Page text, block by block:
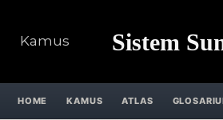
Kamus Sistem
HOME KAMUS ATLAS